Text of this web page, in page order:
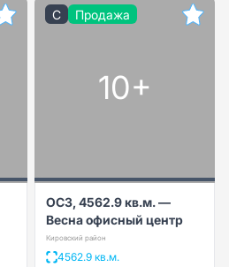
C Продажа
10+
ОСЗ, 4562.9 кв.м. —
Весна офисный центр
Кировский район
4562.9 кв.м.